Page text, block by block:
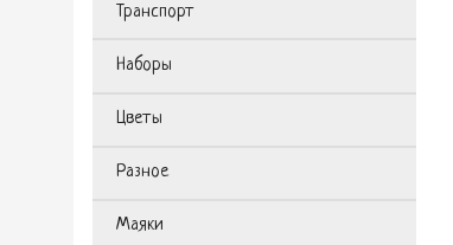
Транспорт
Наборы
Цветы
Разное
Маяки